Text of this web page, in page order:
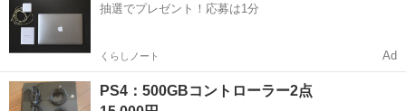
抽選でプレゼント！応募は1分
くらしノート Ad
PS4：500GBコントローラー2点